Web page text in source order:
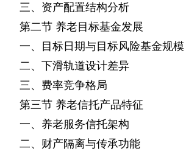
三、资产配置结构分析
第二节 养老目标基金发展
一、目标日期与目标风险基金规模
二、下滑轨道设计差异
三、费率竞争格局
第三节 养老信托产品特征
一、养老服务信托架构
二、财产隔离与传承功能